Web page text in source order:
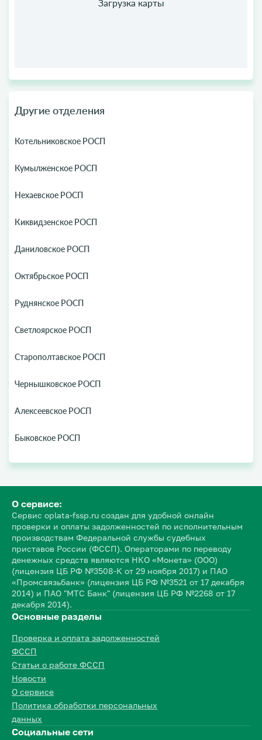
Другие отделения
Котельниковское РОСП
Кумылженское РОСП
Нехаевское РОСП
Киквидзенское РОСП
Даниловское РОСП
Октябрьское РОСП
Руднянское РОСП
Светлоярское РОСП
Старополтавское РОСП
Чернышковское РОСП
Алексеевское РОСП
Быковское РОСП
О сервисе:
Сервис oplata-fssp.ru создан для удобной онлайн
проверки и оплаты задолженностей по исполнительным
производствам Федеральной службы судебных
приставов России (ФССП). Операторами по переводу
денежных средств являются НКО «Монета» (ООО)
(лицензия ЦБ РФ №3508-К от 29 ноября 2017) и ПАО
«Промсвязьбанк» (лицензия ЦБ РФ №3521 от 17 декабря
2014) и ПАО "МТС Банк" (лицензия ЦБ РФ №2268 от 17
декабря 2014).
Основные разделы
Проверка и оплата задолженностей
ФССП
Статьи о работе ФССП
Новости
О сервисе
Политика обработки персональных
данных
Социальные сети